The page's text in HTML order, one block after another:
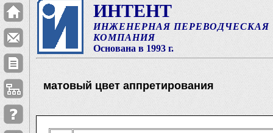
ИНТЕНТ
ИНЖЕНЕРНАЯ ПЕРЕВОДЧЕСКАЯ
КОМПАНИЯ
Основана в 1993 г.
матовый цвет аппретирования